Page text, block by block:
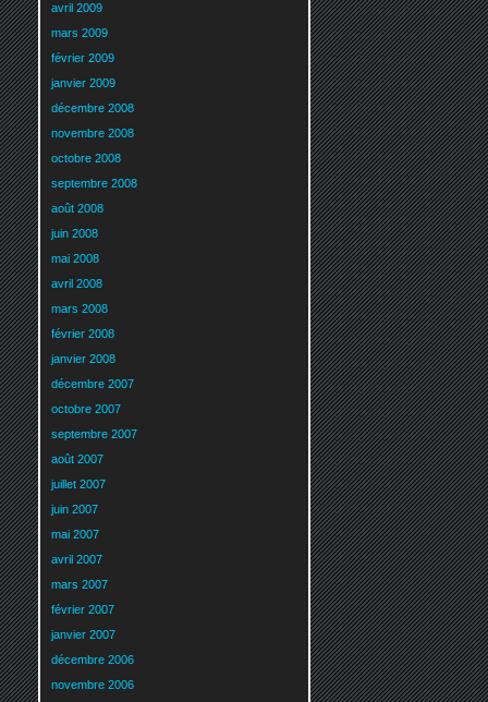
avril 2009
mars 2009
février 2009
janvier 2009
décembre 2008
novembre 2008
octobre 2008
septembre 2008
août 2008
juin 2008
mai 2008
avril 2008
mars 2008
février 2008
janvier 2008
décembre 2007
octobre 2007
septembre 2007
août 2007
juillet 2007
juin 2007
mai 2007
avril 2007
mars 2007
février 2007
janvier 2007
décembre 2006
novembre 2006